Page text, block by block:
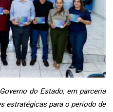
do Estado, em parceria
estratégicas para o período de